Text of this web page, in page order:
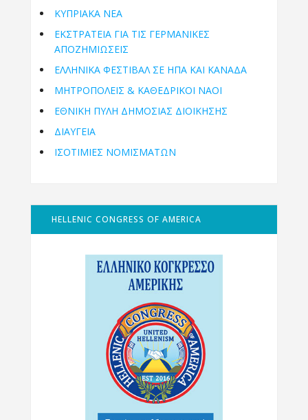
ΚΥΠΡΙΑΚΑ ΝΕΑ
ΕΚΣΤΡΑΤΕΙΑ ΓΙΑ ΤΙΣ ΓΕΡΜΑΝΙΚΕΣ
ΑΠΟΖΗΜΙΩΣΕΙΣ
ΕΛΛΗΝΙΚΆ ΦΕΣΤΙΒΆΛ ΣΕ ΗΠΑ ΚΑΙ ΚΑΝΑΔΑ
ΜΗΤΡΟΠΌΛΕΙΣ & ΚΑΘΕΔΡΙΚΟΊ ΝΑΟΊ
ΕΘΝΙΚΉ ΠΎΛΗ ΔΗΜΌΣΙΑΣ ΔΙΟΊΚΗΣΗΣ
ΔΙΑΥΓΕΙΑ
ΙΣΟΤΙΜΙΕΣ ΝΟΜΙΣΜΑΤΩΝ
HELLENIC CONGRESS OF AMERICA